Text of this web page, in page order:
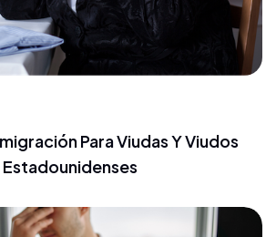
Para Viudas Y Viudos